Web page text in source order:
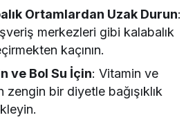
Ortamlardan Uzak Durun:
merkezleri gibi kalabalık
kaçının.
ve Bol Su İçin: Vitamin ve
zengin bir diyetle bağışıklık